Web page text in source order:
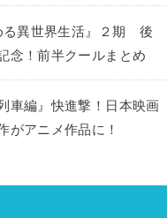
る異世界生活』２期 後
念！前半クールまとめ
編』快進撃！日本映画
がアニメ作品に！